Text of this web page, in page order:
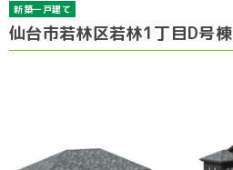
新築一戸建て
仙台市若林区若林1丁目D号棟